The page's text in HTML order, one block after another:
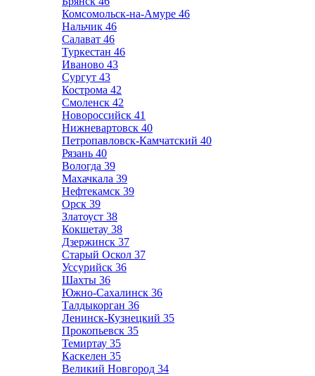
Комсомольск-на-Амуре 46
Нальчик 46
Салават 46
Туркестан 46
Иваново 43
Сургут 43
Кострома 42
Смоленск 42
Новороссийск 41
Нижневартовск 40
Петропавловск-Камчатский 40
Рязань 40
Вологда 39
Махачкала 39
Нефтекамск 39
Орск 39
Златоуст 38
Кокшетау 38
Дзержинск 37
Старый Оскол 37
Уссурийск 36
Шахты 36
Южно-Сахалинск 36
Талдыкорган 36
Ленинск-Кузнецкий 35
Прокопьевск 35
Темиртау 35
Каскелен 35
Великий Новгород 34